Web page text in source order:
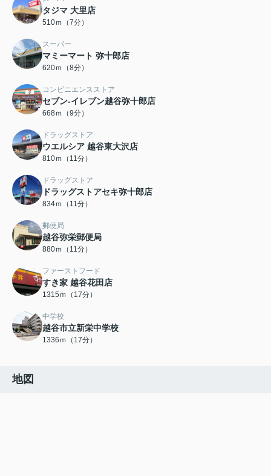
タジマ 大里店
510ｍ（7分）
スーパー
マミーマート 弥十郎店
620ｍ（8分）
コンビニエンスストア
セブン-イレブン越谷弥十郎店
668ｍ（9分）
ドラッグストア
ウエルシア 越谷東大沢店
810ｍ（11分）
ドラッグストア
ドラッグストアセキ弥十郎店
834ｍ（11分）
郵便局
越谷弥栄郵便局
880ｍ（11分）
ファーストフード
すき家 越谷花田店
1315ｍ（17分）
中学校
越谷市立新栄中学校
1336ｍ（17分）
地図